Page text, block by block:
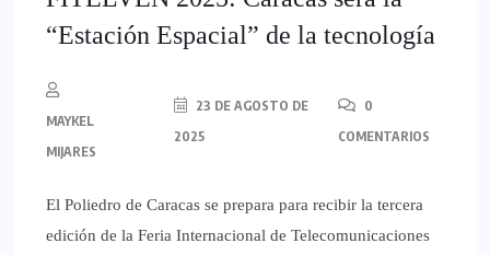
“Estación Espacial” de la tecnología
MAYKEL
MIJARES
23 DE AGOSTO DE
2025
0
COMENTARIOS
El Poliedro de Caracas se prepara para recibir la tercera
edición de la Feria Internacional de Telecomunicaciones